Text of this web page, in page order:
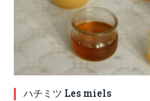
ハチミツ Les miels